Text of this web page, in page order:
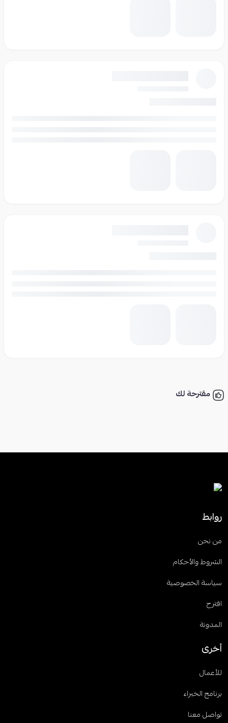
مقترحة لك
روابط
من نحن
الشروط والأحكام
سياسة الخصوصية
اقترح
المدونة
أخرى
للأعمال
برنامج الخبراء
تواصل معنا